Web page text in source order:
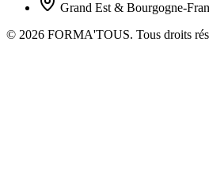
Grand Est & Bourgogne-
© 2026 FORMA'TOUS. Tous droits